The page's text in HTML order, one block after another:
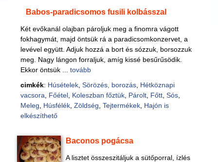
Babos-paradicsomos fusili kolbásszal
Két evőkanál olajban pároljuk meg a finomra vágott
fokhagymát, majd öntsük rá a paradicsomkonzervet, a
levével együtt. Adjuk hozzá a bort és sózzuk, borsozzuk
meg. Nagy lángon forraljuk, amíg kissé besűrűsödik.
Ekkor öntsük ... tovább
cimkék: Húsételek, Sörözés, borozás, Hétköznapi
vacsora
Főétel, Koleszban főztük, Párolt, Főtt, Sós,
Meleg
Húsfélék, Zöldség Tejtermékek, Hajón is
elkészíthető
Baconos pogácsa
A lisztet összeszitáljuk a sütőporral, ízlés